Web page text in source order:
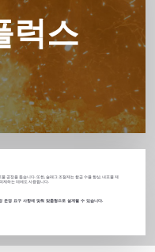
럭스
공정을 돕습니다. 또한, 슬래그 조절제는 합금 수율 향상, 내포물 제
제하는 데에도 사용됩니다.
운영 요구 사항에 맞춰 맞춤형으로 설계될 수 있습니다.